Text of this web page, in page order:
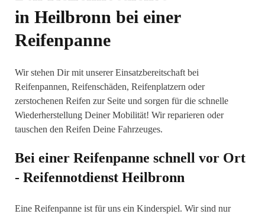
in Heilbronn bei einer
Reifenpanne
Wir stehen Dir mit unserer Einsatzbereitschaft bei
Reifenpannen, Reifenschäden, Reifenplatzern oder
zerstochenen Reifen zur Seite und sorgen für die schnelle
Wiederherstellung Deiner Mobilität! Wir reparieren oder
tauschen den Reifen Deine Fahrzeuges.
Bei einer Reifenpanne schnell vor Ort
- Reifennotdienst Heilbronn
Eine Reifenpanne ist für uns ein Kinderspiel. Wir sind nur